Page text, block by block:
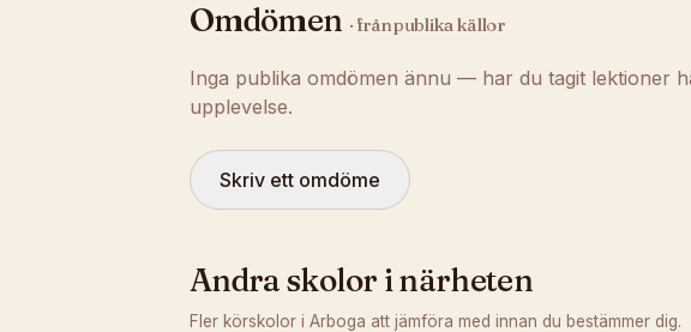
Omdömen · från publika källor
Inga publika omdömen ännu — har du tagit lektioner
upplevelse.
Skriv ett omdöme
Andra skolor i närheten
Fler körskolor i Arboga att jämföra med innan du bestämmer dig.